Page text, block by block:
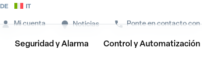
DE IT
Mi cuenta Noticias Ponte en contacto con
Seguridad y Alarma Control y Automatización